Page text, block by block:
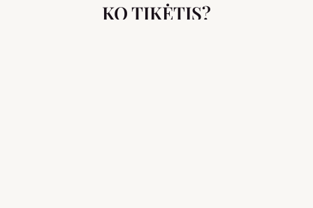
KO TIKĖTIS?